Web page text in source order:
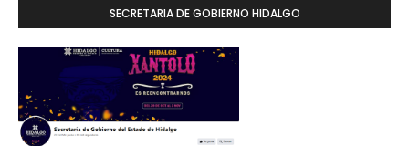
SECRETARIA DE GOBIERNO HIDALGO